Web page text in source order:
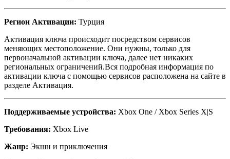
Регион Активации: Турция
Активация ключа происходит посредством сервисов
меняющих местоположение. Они нужны, только для
первоначальной активации ключа, далее нет никаких
региональных ограничений.Вся подробная информация по
активации ключа с помощью сервисов расположена на сайте в
разделе Активация.
Поддерживаемые устройства: Xbox One / Xbox Series X|S
Требования: Xbox Live
Жанр: Экшн и приключения